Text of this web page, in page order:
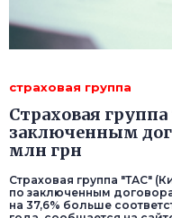
страховая группа
Страховая
заключенным
млн грн
Страховая группа "ТАС"
по заключенным
на 37,6% больше